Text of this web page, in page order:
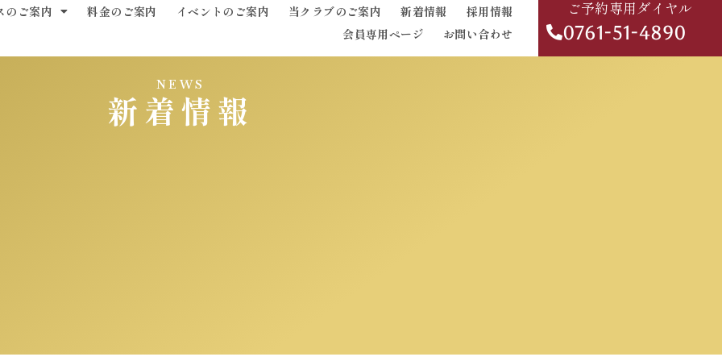
のご案内 料金のご案内 イベントのご案内 当クラブのご案内 新着情報
採用情報
会員専用ページ
お問い合わせ
ご予約専用ダイヤル
0761-51-4890
NEWS
新着情報